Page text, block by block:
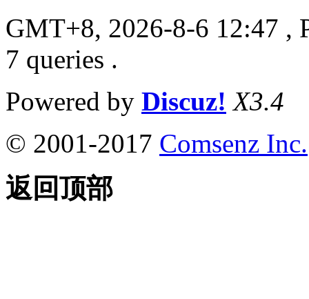
GMT+8, 2026-8-6 12:47 ,
7 queries .
Powered by Discuz! X3.4
© 2001-2017 Comsenz Inc.
返回顶部